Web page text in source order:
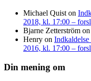
Michael Quiston
2018, kl. 17:00 –
Bjarne Zetterström on
Henry on
2016, kl. 17:00 –
Din mening om